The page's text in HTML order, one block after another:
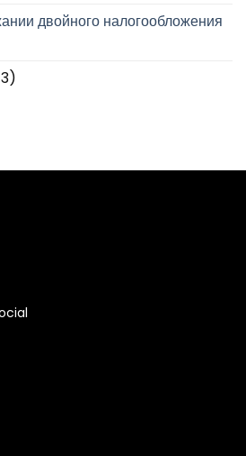
двойного налогообложения